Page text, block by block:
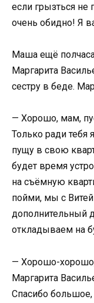
если грызться не
очень обидно! Я
Маша ещё
Маргарита
сестру в беде.
— Хорошо, мам,
Только ради тебя
пущу в свою
будет время
на съёмную
пойми, мы с
дополнительный
откладываем на
— Хорошо-
Маргарита
Спасибо